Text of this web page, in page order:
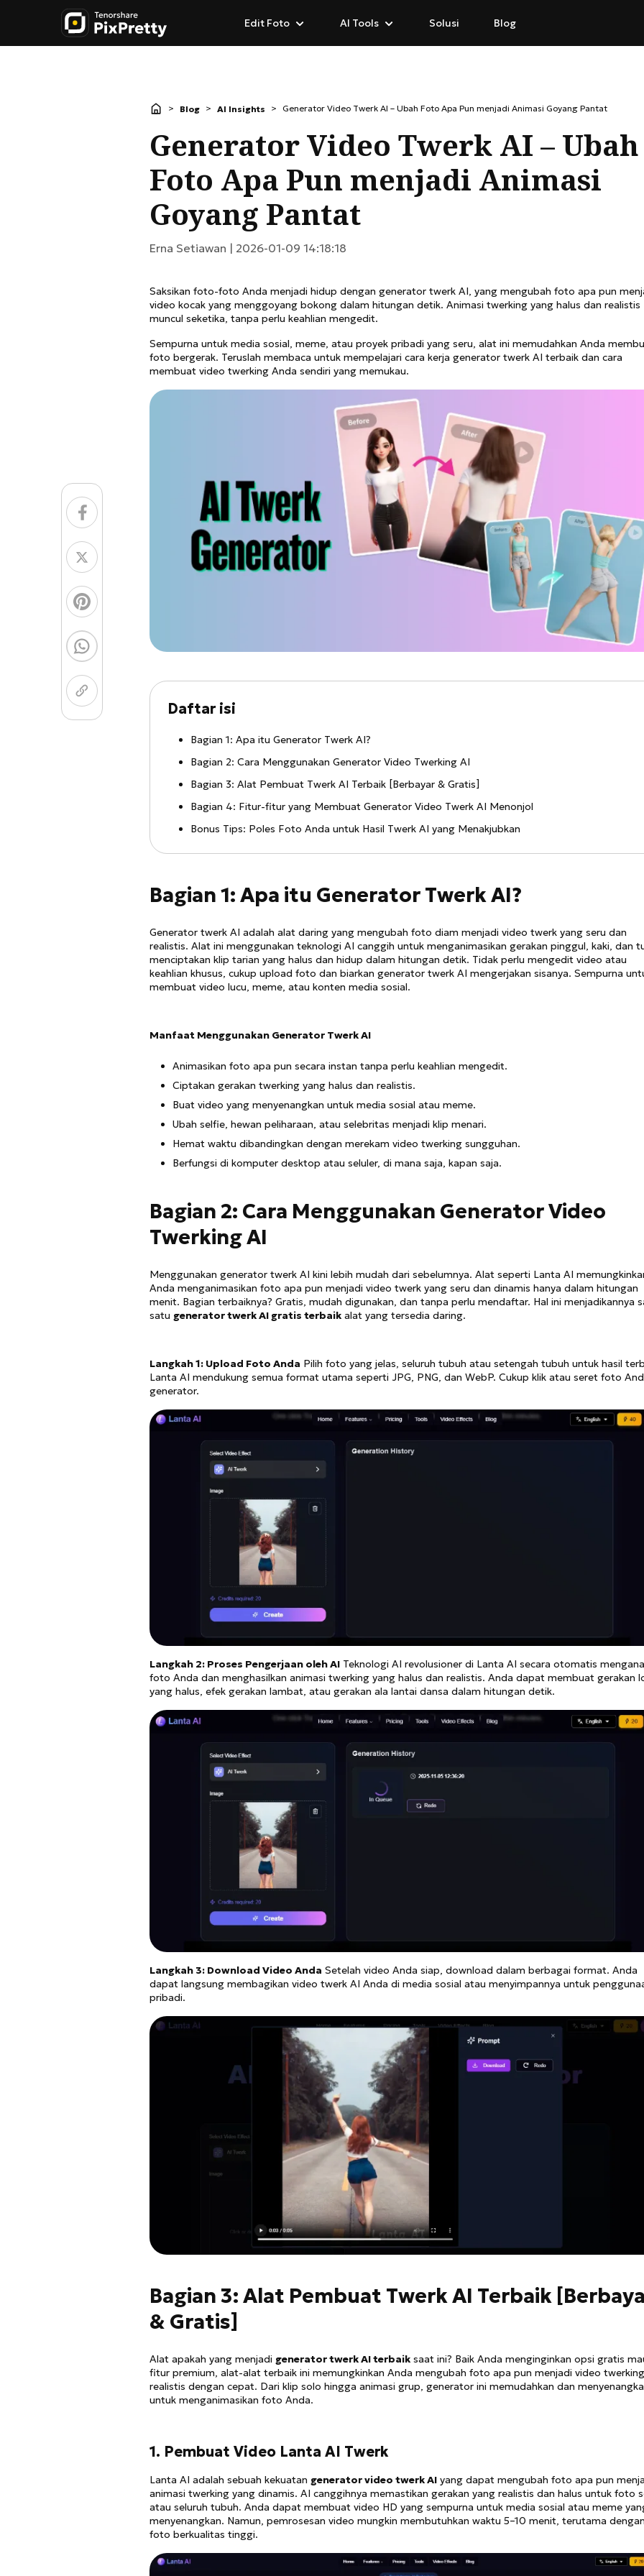
Edit Foto
Ubah Background Foto
Blur Background
Batch Photo Editing
Hapus Background
Image Compressor
Image Resizer
Background
Remove
AI Tools
AI Image Extender
AI Action Figure Generator
AI Ghostface Generator
AI Portrait Retouching
AI Image
Uncrop and
Solusi Blog
> Blog > AI Insights > Generator Video Twerk AI – Ubah Foto Apa Pun menjadi Animasi Goyang Pantat
Generator Video Twerk AI – Ubah
Foto Apa Pun menjadi Animasi
Goyang Pantat
Erna Setiawan | 2026-01-09 14:18:18
Saksikan foto-foto Anda menjadi hidup dengan generator twerk AI, yang mengubah foto apa pun
video kocak yang menggoyang bokong dalam hitungan detik. Animasi twerking yang halus dan realistis
muncul seketika, tanpa perlu keahlian mengedit.
Sempurna untuk media sosial, meme, atau proyek pribadi yang seru, alat ini memudahkan Anda
foto bergerak. Teruslah membaca untuk mempelajari cara kerja generator twerk AI terbaik dan cara
membuat video twerking Anda sendiri yang memukau.
Daftar isi
Bagian 1: Apa itu Generator Twerk AI?
Bagian 2: Cara Menggunakan Generator Video Twerking AI
Bagian 3: Alat Pembuat Twerk AI Terbaik [Berbayar & Gratis]
Bagian 4: Fitur-fitur yang Membuat Generator Video Twerk AI Menonjol
Bonus Tips: Poles Foto Anda untuk Hasil Twerk AI yang Menakjubkan
Bagian 1: Apa itu Generator Twerk AI?
Generator twerk AI adalah alat daring yang mengubah foto diam menjadi video twerk yang seru dan
realistis. Alat ini menggunakan teknologi AI canggih untuk menganimasikan gerakan pinggul, kaki, dan
menciptakan klip tarian yang halus dan hidup dalam hitungan detik. Tidak perlu mengedit video atau
keahlian khusus, cukup upload foto dan biarkan generator twerk AI mengerjakan sisanya. Sempurna
membuat video lucu, meme, atau konten media sosial.
Manfaat Menggunakan Generator Twerk AI
Animasikan foto apa pun secara instan tanpa perlu keahlian mengedit.
Ciptakan gerakan twerking yang halus dan realistis.
Buat video yang menyenangkan untuk media sosial atau meme.
Ubah selfie, hewan peliharaan, atau selebritas menjadi klip menari.
Hemat waktu dibandingkan dengan merekam video twerking sungguhan.
Berfungsi di komputer desktop atau seluler, di mana saja, kapan saja.
Bagian 2: Cara Menggunakan Generator Video
Twerking AI
Menggunakan generator twerk AI kini lebih mudah dari sebelumnya. Alat seperti Lanta AI
Anda menganimasikan foto apa pun menjadi video twerk yang seru dan dinamis hanya dalam hitungan
menit. Bagian terbaiknya? Gratis, mudah digunakan, dan tanpa perlu mendaftar. Hal ini menjadikannya
satu generator twerk AI gratis terbaik alat yang tersedia daring.
Langkah 1: Upload Foto Anda Pilih foto yang jelas, seluruh tubuh atau setengah tubuh untuk hasil
Lanta AI mendukung semua format utama seperti JPG, PNG, dan WebP. Cukup klik atau seret foto
generator.
Langkah 2: Proses Pengerjaan oleh AI Teknologi AI revolusioner di Lanta AI secara otomatis
foto Anda dan menghasilkan animasi twerking yang halus dan realistis. Anda dapat membuat gerakan
yang halus, efek gerakan lambat, atau gerakan ala lantai dansa dalam hitungan detik.
Langkah 3: Download Video Anda Setelah video Anda siap, download dalam berbagai format. Anda
dapat langsung membagikan video twerk AI Anda di media sosial atau menyimpannya untuk
pribadi.
Bagian 3: Alat Pembuat Twerk AI Terbaik
& Gratis]
Alat apakah yang menjadi generator twerk AI terbaik saat ini? Baik Anda menginginkan opsi gratis
fitur premium, alat-alat terbaik ini memungkinkan Anda mengubah foto apa pun menjadi video
realistis dengan cepat. Dari klip solo hingga animasi grup, generator ini memudahkan dan
untuk menganimasikan foto Anda.
1. Pembuat Video Lanta AI Twerk
Lanta AI adalah sebuah kekuatan generator video twerk AI yang dapat mengubah foto apa pun
animasi twerking yang dinamis. AI canggihnya memastikan gerakan yang realistis dan halus untuk foto
atau seluruh tubuh. Anda dapat membuat video HD yang sempurna untuk media sosial atau meme
menyenangkan. Namun, pemrosesan video mungkin membutuhkan waktu 5–10 menit, terutama
foto berkualitas tinggi.